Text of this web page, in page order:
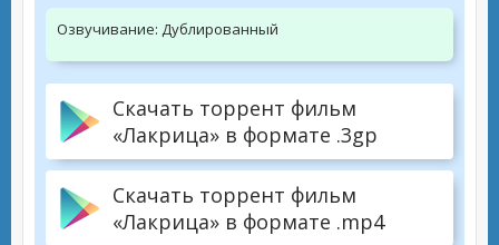
Озвучивание: Дублированный
Скачать торрент фильм
«Лакрица» в формате .3gp
Скачать торрент фильм
«Лакрица» в формате .mp4